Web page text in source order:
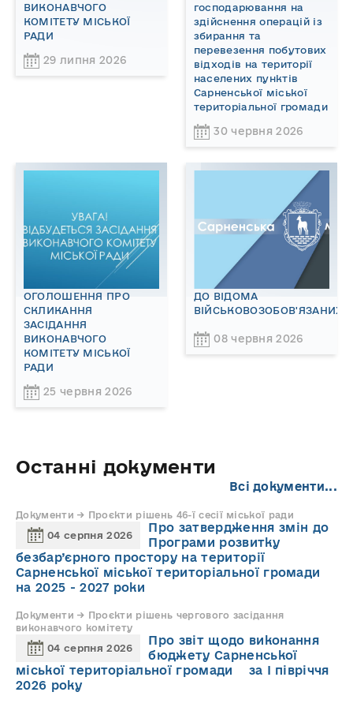
ВИКОНАВЧОГО
КОМІТЕТУ МІСЬКОЇ
РАДИ
29 липня 2026
господарювання на
здійснення операцій із
збирання та
перевезення побутових
відходів на території
населених пунктів
Сарненської міської
територіальної громади
30 червня 2026
ОГОЛОШЕННЯ ПРО
СКЛИКАННЯ
ЗАСІДАННЯ
ВИКОНАВЧОГО
КОМІТЕТУ МІСЬКОЇ
РАДИ
25 червня 2026
ДО ВІДОМА
ВІЙСЬКОВОЗОБОВ'ЯЗАНИХ!
08 червня 2026
Останні документи
Всі документи...
Документи → Проєкти рішень 46-ї сесії міської ради
04 серпня 2026
Про затвердження змін до
Програми розвитку
безбар’єрного простору на території
Сарненської міської територіальної громади
на 2025 - 2027 роки
Документи → Проєкти рішень чергового засідання
виконавчого комітету
04 серпня 2026
Про звіт щодо виконання
бюджету Сарненської
міської територіальної громади за І півріччя
2026 року